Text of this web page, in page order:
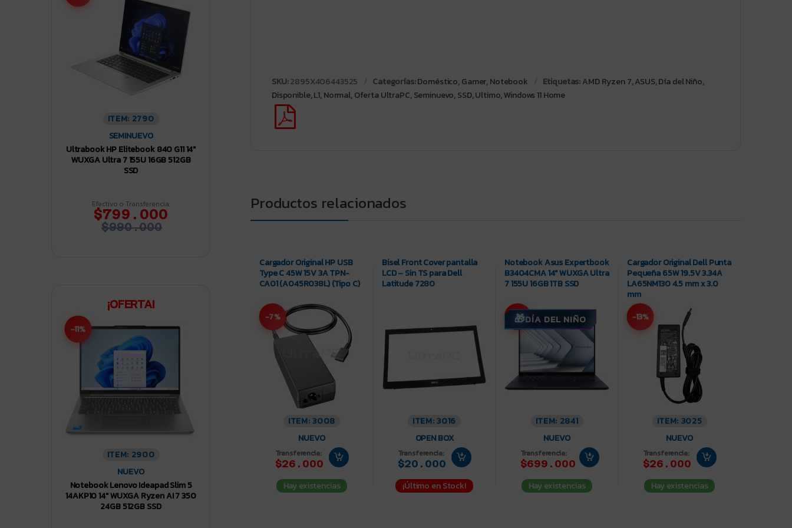
SKU:2895X406443525 Categorías:Doméstico,Gamer,Notebook Etiquetas:AMD Ryzen 7,ASUS,Día del Niño,
Disponible,L1,Normal,Oferta UltraPC,Seminuevo,SSD,Ultimo,Windows 11 Home
Productos relacionados
Cargador Original HP USB
Type C 45W 15V 3A TPN-
CA01 (A045R038L) (Tipo C)
-7%
ITEM: 3008
NUEVO
Transferencia:
$26.000
Hay existencias
Bisel Front Cover pantalla
LCD – Sin TS para Dell
Latitude 7280
ITEM: 3016
OPEN BOX
Transferencia:
$20.000
¡Último en Stock!
Notebook Asus Expertbook
B3404CMA 14″ WUXGA Ultra
7 155U 16GB 1TB SSD
-10%DÍA DEL NIÑO
ITEM: 2841
NUEVO
Transferencia:
$699.000
Hay existencias
Cargador Original Dell Punta
Pequeña 65W 19.5V 3.34A
LA65NM130 4.5 mm x 3.0
mm
-13%
ITEM: 3025
NUEVO
Transferencia:
$26.000
Hay existencias
ITEM: 2790
SEMINUEVO
Ultrabook HP Elitebook 840 G11 14″
WUXGA Ultra 7 155U 16GB 512GB
SSD
Efectivo o Transferencia:
$799.000
$990.000
¡OFERTA!
-11%
ITEM: 2900
NUEVO
Notebook Lenovo Ideapad Slim 5
14AKP10 14″ WUXGA Ryzen AI 7 350
24GB 512GB SSD